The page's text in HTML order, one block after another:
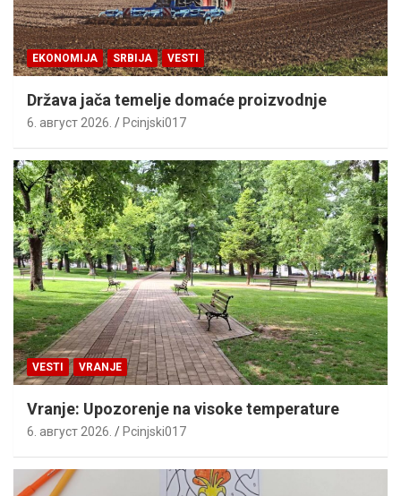
EKONOMIJA SRBIJA VESTI
Država jača temelje domaće proizvodnje
6. август 2026. Pcinjski017
VESTI VRANJE
Vranje: Upozorenje na visoke temperature
6. август 2026. Pcinjski017